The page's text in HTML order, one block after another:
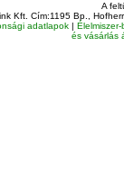
A
Kft. Cím:1195 Bp.,
adatlapok|
és vásárlás